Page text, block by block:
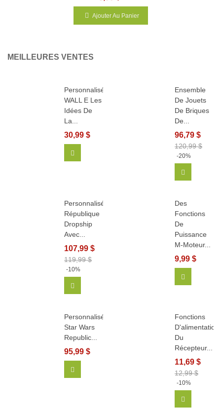
Ajouter Au Panier
MEILLEURES VENTES
Personnalisé
WALL E Les
Idées De
La...
30,99 $
Ensemble
De Jouets
De Briques
De...
96,79 $
120,99 $
-20%
Personnalisé
République
Dropship
Avec...
107,99 $
119,99 $
-10%
Des
Fonctions
De
Puissance
M-Moteur...
9,99 $
Personnalisé
Star Wars
Republic...
95,99 $
Fonctions
D'alimentation
Du
Récepteur...
11,69 $
12,99 $
-10%